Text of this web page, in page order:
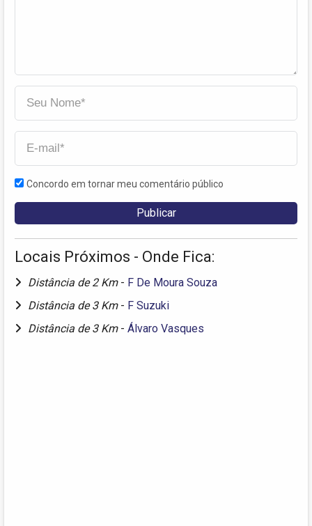
Concordo em tornar meu comentário público
Locais Próximos - Onde Fica:
Distância de 2 Km - F De Moura Souza
Distância de 3 Km - F Suzuki
Distância de 3 Km - Álvaro Vasques